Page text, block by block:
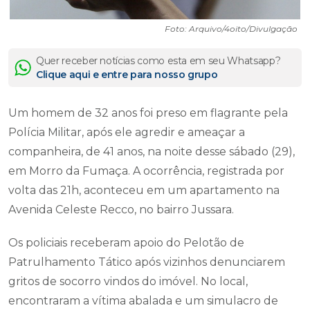
Foto: Arquivo/4oito/Divulgação
Quer receber notícias como esta em seu Whatsapp?
Clique aqui e entre para nosso grupo
Um homem de 32 anos foi preso em flagrante pela
Polícia Militar, após ele agredir e ameaçar a
companheira, de 41 anos, na noite desse sábado (29),
em Morro da Fumaça. A ocorrência, registrada por
volta das 21h, aconteceu em um apartamento na
Avenida Celeste Recco, no bairro Jussara.
Os policiais receberam apoio do Pelotão de
Patrulhamento Tático após vizinhos denunciarem
gritos de socorro vindos do imóvel. No local,
encontraram a vítima abalada e um simulacro de